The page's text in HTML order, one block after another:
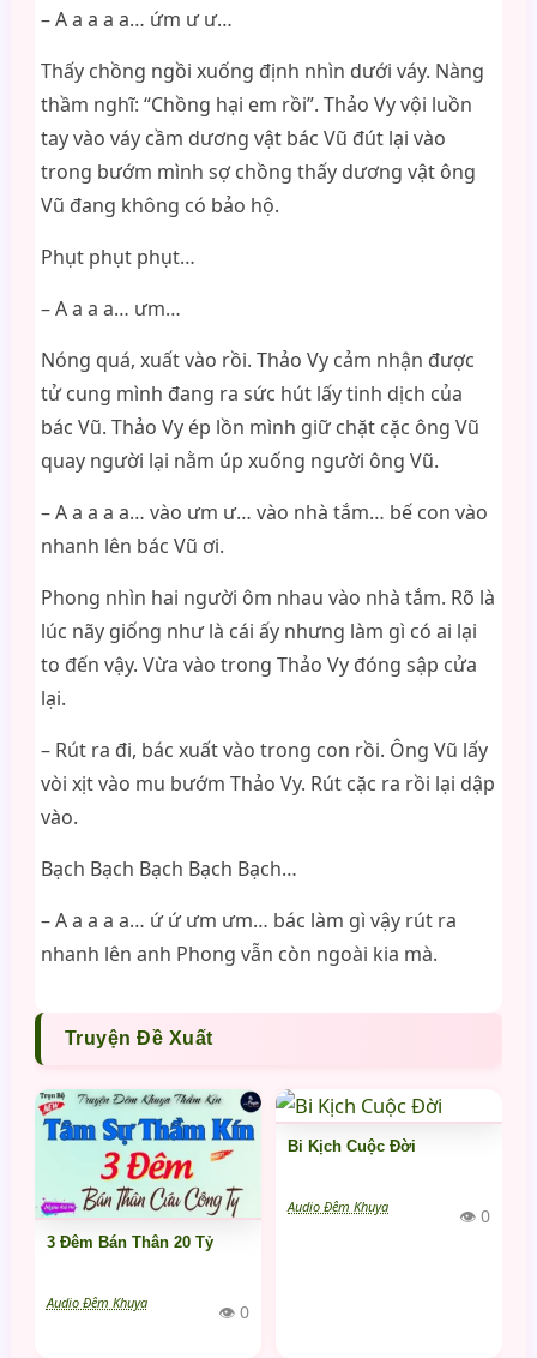
– A a a a a… ứm ư ư…
Thấy chồng ngồi xuống định nhìn dưới váy. Nàng
thầm nghĩ: “Chồng hại em rồi”. Thảo Vy vội luồn
tay vào váy cầm dương vật bác Vũ đút lại vào
trong bướm mình sợ chồng thấy dương vật ông
Vũ đang không có bảo hộ.
Phụt phụt phụt…
– A a a a… ưm…
Nóng quá, xuất vào rồi. Thảo Vy cảm nhận được
tử cung mình đang ra sức hút lấy tinh dịch của
bác Vũ. Thảo Vy ép lồn mình giữ chặt cặc ông Vũ
quay người lại nằm úp xuống người ông Vũ.
– A a a a a… vào ưm ư… vào nhà tắm… bế con vào
nhanh lên bác Vũ ơi.
Phong nhìn hai người ôm nhau vào nhà tắm. Rõ là
lúc nãy giống như là cái ấy nhưng làm gì có ai lại
to đến vậy. Vừa vào trong Thảo Vy đóng sập cửa
lại.
– Rút ra đi, bác xuất vào trong con rồi. Ông Vũ lấy
vòi xịt vào mu bướm Thảo Vy. Rút cặc ra rồi lại dập
vào.
Bạch Bạch Bạch Bạch Bạch…
– A a a a a… ứ ứ ưm ưm… bác làm gì vậy rút ra
nhanh lên anh Phong vẫn còn ngoài kia mà.
Truyện Đề Xuất
3 Đêm Bán Thân 20 Tỷ
Audio Đêm Khuya 👁 0
Bi Kịch Cuộc Đời
Audio Đêm Khuya 👁 0